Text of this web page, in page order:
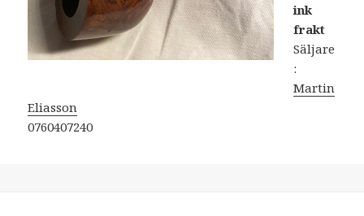
ink
frakt
Säljare
:
Martin
Eliasson
0760407240